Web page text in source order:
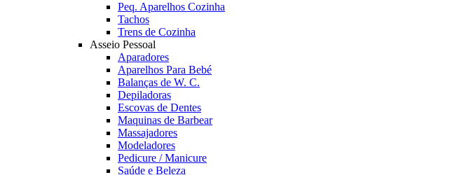
Peq. Aparelhos Cozinha
Tachos
Trens de Cozinha
Asseio Pessoal
Aparadores
Aparelhos Para Bebé
Balanças de W. C.
Depiladoras
Escovas de Dentes
Maquinas de Barbear
Massajadores
Modeladores
Pedicure / Manicure
Saúde e Beleza